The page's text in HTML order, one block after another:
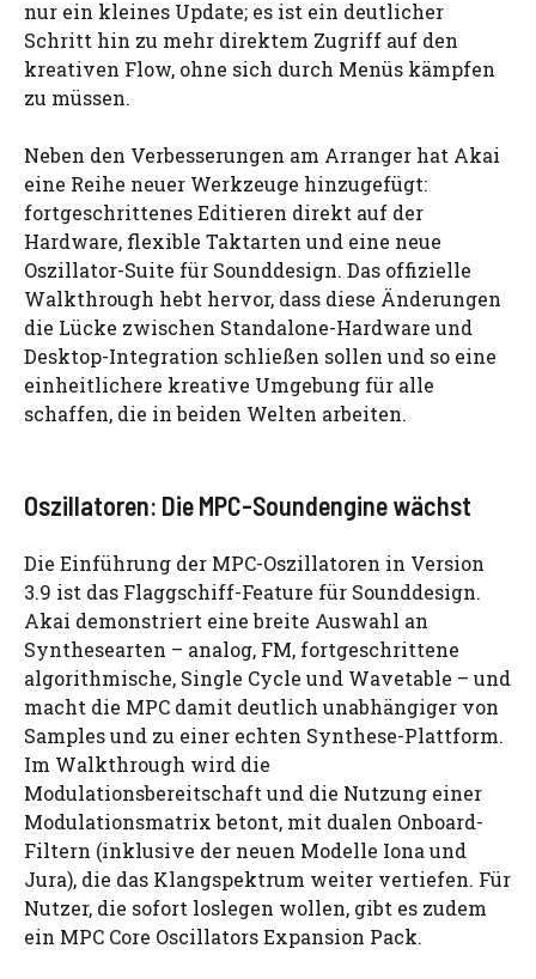
nur ein kleines Update; es ist ein deutlicher
Schritt hin zu mehr direktem Zugriff auf den
kreativen Flow, ohne sich durch Menüs kämpfen
zu müssen.
Neben den Verbesserungen am Arranger hat Akai
eine Reihe neuer Werkzeuge hinzugefügt:
fortgeschrittenes Editieren direkt auf der
Hardware, flexible Taktarten und eine neue
Oszillator-Suite für Sounddesign. Das offizielle
Walkthrough hebt hervor, dass diese Änderungen
die Lücke zwischen Standalone-Hardware und
Desktop-Integration schließen sollen und so eine
einheitlichere kreative Umgebung für alle
schaffen, die in beiden Welten arbeiten.
Oszillatoren: Die MPC-Soundengine wächst
Die Einführung der MPC-Oszillatoren in Version
3.9 ist das Flaggschiff-Feature für Sounddesign.
Akai demonstriert eine breite Auswahl an
Synthesearten – analog, FM, fortgeschrittene
algorithmische, Single Cycle und Wavetable – und
macht die MPC damit deutlich unabhängiger von
Samples und zu einer echten Synthese-Plattform.
Im Walkthrough wird die
Modulationsbereitschaft und die Nutzung einer
Modulationsmatrix betont, mit dualen Onboard-
Filtern (inklusive der neuen Modelle Iona und
Jura), die das Klangspektrum weiter vertiefen. Für
Nutzer, die sofort loslegen wollen, gibt es zudem
ein MPC Core Oscillators Expansion Pack.